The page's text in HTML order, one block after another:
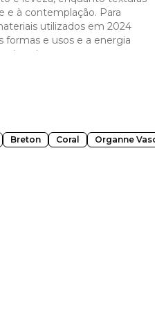
e à contemplação. Para
utilizados em 2024
formas e usos e a energia
e é novamente
um ciclo contínuo.
Breton Coral Organne